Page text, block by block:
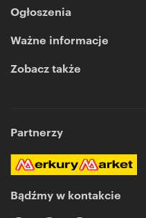
Ogłoszenia
Ważne informacje
Zobacz także
Partnerzy
Bądźmy w kontakcie